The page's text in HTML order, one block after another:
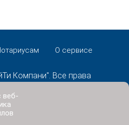
О сервисе
Компани". Все права
веб-